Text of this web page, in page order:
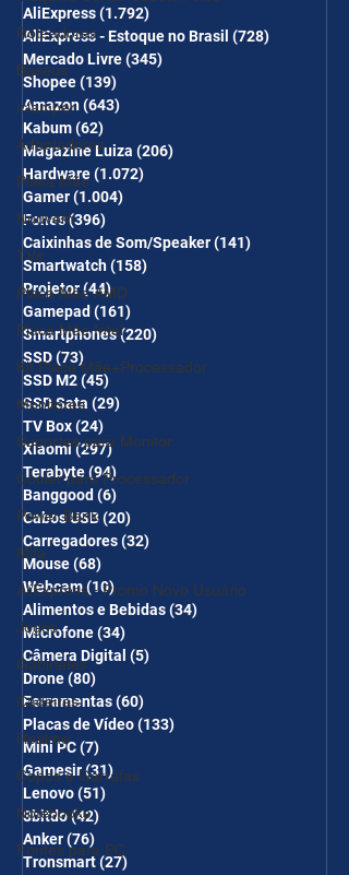
Roteadores
Baseus
iclamper
Adaptadores
Placa Mãe
Nuuvem
TVs
Placa Mãe AMD
Placa Mãe Intel
Kit Placa Mãe+Processador
Monitores
Suportes para Monitor
Cooler para Processador
Power Bank
Mifa
AliExpress - Promo Novo Usuário
Jogos
Gabinetes
Cadeiras
Realme
Copos e Garrafas
Notebooks
Fontes para PC
CUPONS SÃO VÁLIDOS NO
COMBO
AliExpress(1.792)
AliExpress - Estoque no Brasil (728)
Mercado Livre(345)
Shopee(139)
Amazon(643)
Kabum(62)
Magazine Luiza (206)
Hardware(1.072)
Gamer(1.004)
Fones(396)
Caixinhas de Som/Speaker(141)
Smartwatch(158)
Projetor(44)44 posts
Gamepad (161)
Smartphones(220)
SSD(73) 73 posts
SSD M2(45)
SSD Sata (29)
TV Box(24)
Xiaomi (297)297 posts
Terabyte(94)94 posts
Banggood (6)
Cabos USB(20)
Carregadores(32)
Mouse(68)
Webcam(10)10 posts
Alimentos e Bebidas(34)
Microfone(34)
Câmera Digital (5)
Drone(80)
Ferramentas(60)
Placas de Vídeo(133)
Mini PC(7)
Gamesir(31)31 posts
Lenovo(51)
8bitdo(42)
Anker(76)
Tronsmart(27)